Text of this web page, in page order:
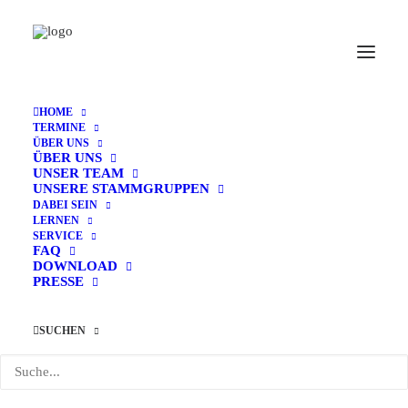
HOME
TERMINE
ÜBER UNS
ÜBER UNS
UNSER TEAM
UNSERE STAMMGRUPPEN
DABEI SEIN
LERNEN
SERVICE
FAQ
DOWNLOAD
PRESSE
SUCHEN
Home
Wissenschaft